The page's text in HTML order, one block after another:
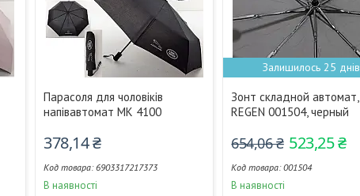
Парасоля для чоловіків
напівавтомат MK 4100
378,14 ₴
6903317217373
В наявності
Залишилось 25 днів
Зонт складной автомат,
REGEN 001504, черный
654,06 ₴ 523,25 ₴
001504
В наявності